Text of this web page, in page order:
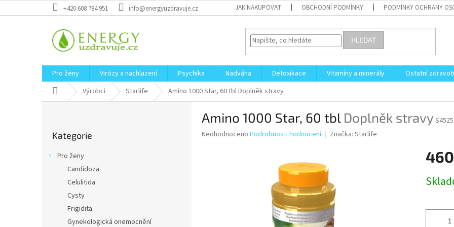
na
+420 608 784 951 info@energyuzdravuje.cz JAK NAKUPOVAT OBCHODNÍ PODMÍNKY PODMÍNKY OCHRANY
HLEDAT
Pro ženy Virózy a nachlazení Psychika Nadváha Detoxikace Vitamíny a minerály Ostatní
Domů Výrobci Starlife Amino 1000 Star, 60 tblDoplněk stravy
kategorie
Kategorie
Pro ženy
Candidoza
Celulitida
Cysty
Frigidita
Gynekologická onemocnění
Amino 1000 Star, 60 tbl Doplněk stravy S4525
Průměrné
Neohodnoceno Podrobnosti hodnocení Značka: Starlife
cena: